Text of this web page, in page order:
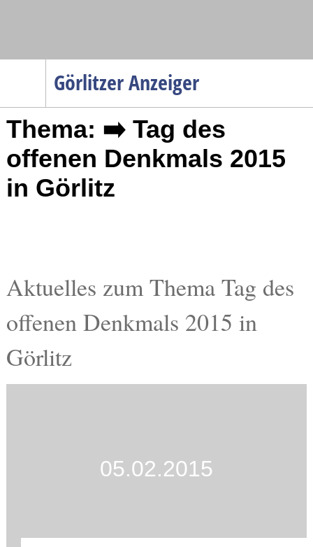
Görlitzer Anzeiger
Menüpunkte
Startseite
Gesellschaft
Wirtschaft
Kultur
Termine
Kostenlos
Thema: ➡️ Tag des
offenen Denkmals 2015
in Görlitz
Aktuelles zum Thema Tag des
offenen Denkmals 2015 in
Görlitz
05.02.2015